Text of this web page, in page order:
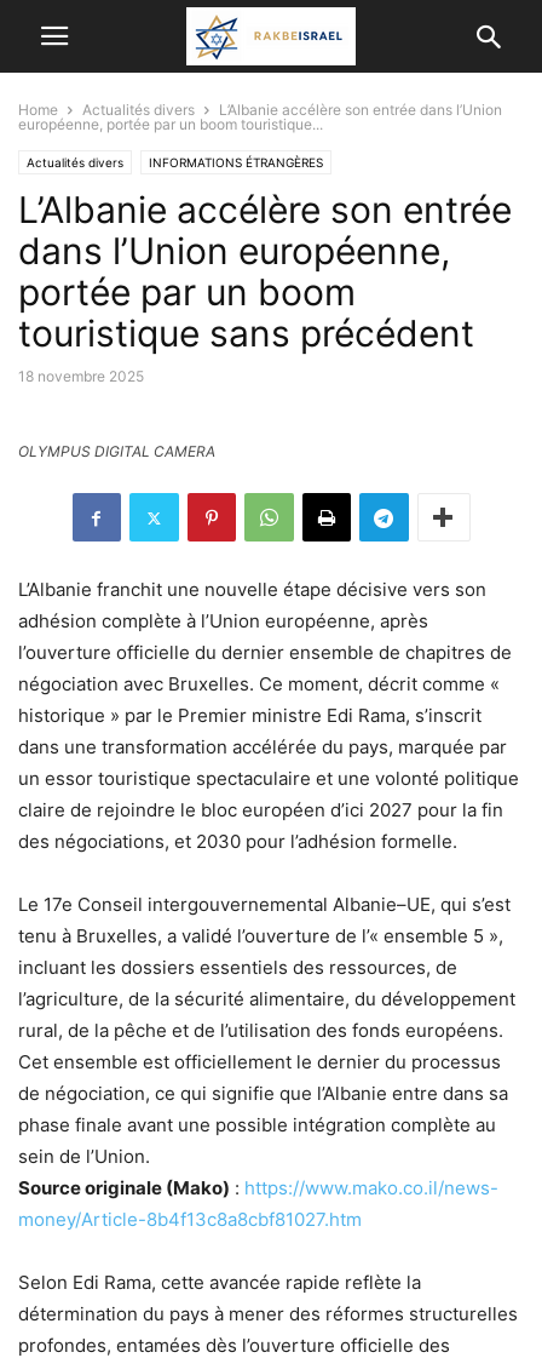
Home Actualités divers
L’Albanie accélère son entrée dans l’Union
européenne, portée par un boom touristique...
Actualités divers INFORMATIONS ÉTRANGÈRES
ISRAËL ET LES AUTRES PAYS
L’Albanie accélère son entrée
dans l’Union européenne,
portée par un boom
touristique sans précédent
18 novembre 2025
OLYMPUS DIGITAL CAMERA
L’Albanie franchit une nouvelle étape décisive vers son
adhésion complète à l’Union européenne, après
l’ouverture officielle du dernier ensemble de chapitres de
négociation avec Bruxelles. Ce moment, décrit comme «
historique » par le Premier ministre Edi Rama, s’inscrit
dans une transformation accélérée du pays, marquée par
un essor touristique spectaculaire et une volonté politique
claire de rejoindre le bloc européen d’ici 2027 pour la fin
des négociations, et 2030 pour l’adhésion formelle.
Le 17e Conseil intergouvernemental Albanie–UE, qui s’est
tenu à Bruxelles, a validé l’ouverture de l’« ensemble 5 »,
incluant les dossiers essentiels des ressources, de
l’agriculture, de la sécurité alimentaire, du développement
rural, de la pêche et de l’utilisation des fonds européens.
Cet ensemble est officiellement le dernier du processus
de négociation, ce qui signifie que l’Albanie entre dans sa
phase finale avant une possible intégration complète au
sein de l’Union.
Source originale (Mako) : https://www.mako.co.il/news-
money/Article-8b4f13c8a8cbf81027.htm
Selon Edi Rama, cette avancée rapide reflète la
détermination du pays à mener des réformes structurelles
profondes, entamées dès l’ouverture officielle des